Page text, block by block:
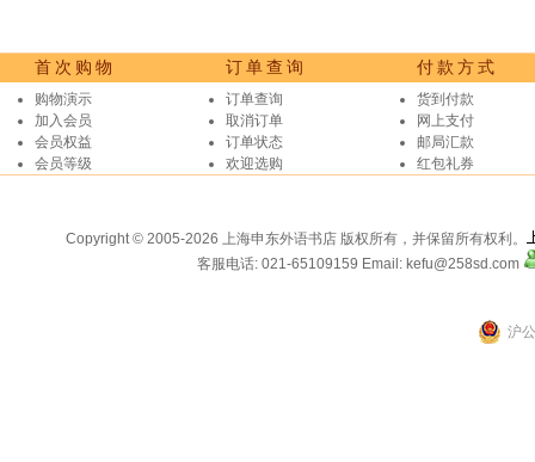
首次购物
购物演示
加入会员
会员权益
会员等级
订单查询
订单查询
取消订单
订单状态
欢迎选购
付款方式
货到付款
网上支付
邮局汇款
红包礼券
Copyright © 2005-2026 上海申东外语书店 版权所有，并保留所有权利。
客服电话: 021-65109159 Email: kefu@258sd.com
沪